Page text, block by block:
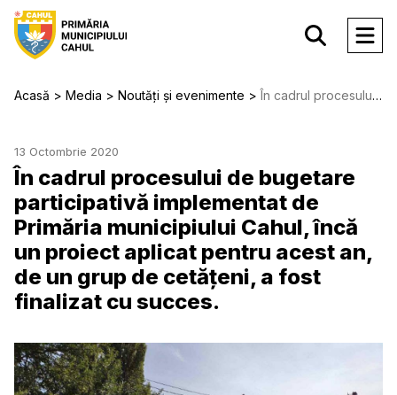
Acasă Media Noutăți și evenimente În cadrul procesului de bugetare participativă implementat de Primăria municipiului Cahul, încă un proiect aplicat pentru acest an, de un grup de cetățeni, a fost finalizat cu succes.
13 Octombrie 2020
În cadrul procesului de bugetare
participativă implementat de
Primăria municipiului Cahul, încă
un proiect aplicat pentru acest an,
de un grup de cetățeni, a fost
finalizat cu succes.